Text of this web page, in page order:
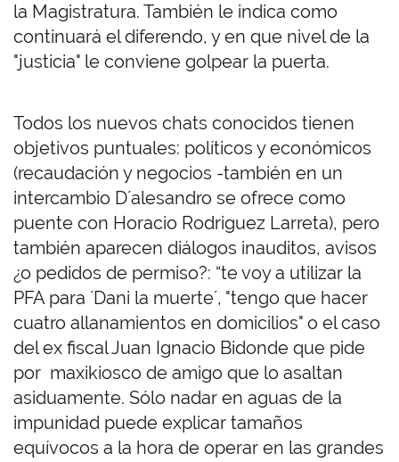
la Magistratura. También le indica como
continuará el diferendo, y en que nivel de la
"justicia" le conviene golpear la puerta.
Todos los nuevos chats conocidos tienen
objetivos puntuales: políticos y económicos
(recaudación y negocios -también en un
intercambio D´alesandro se ofrece como
puente con Horacio Rodriguez Larreta), pero
también aparecen diálogos inauditos, avisos
¿o pedidos de permiso?: “te voy a utilizar la
PFA para ´Dani la muerte´, "tengo que hacer
cuatro allanamientos en domicilios" o el caso
del ex fiscal Juan Ignacio Bidonde que pide
por maxikiosco de amigo que lo asaltan
asiduamente. Sólo nadar en aguas de la
impunidad puede explicar tamaños
equívocos a la hora de operar en las grandes